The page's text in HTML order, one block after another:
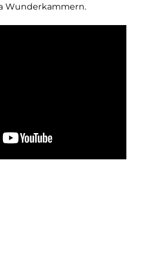
Wunderkammern.